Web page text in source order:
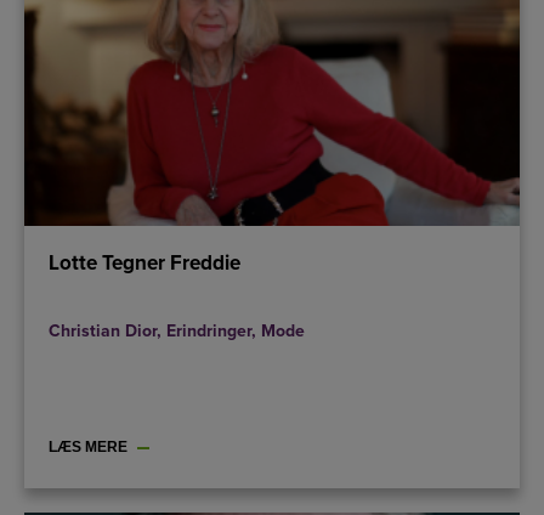
Lotte Tegner Freddie
Christian Dior, Erindringer, Mode
LÆS MERE